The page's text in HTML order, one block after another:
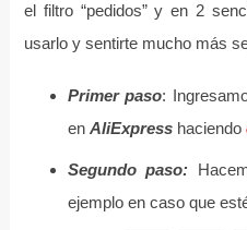
el filtro “pedidos” y en 2
usarlo y sentirte mucho más
Primer paso:
en AliExpresshaciendo
Segundo paso:
ejemplo en caso que